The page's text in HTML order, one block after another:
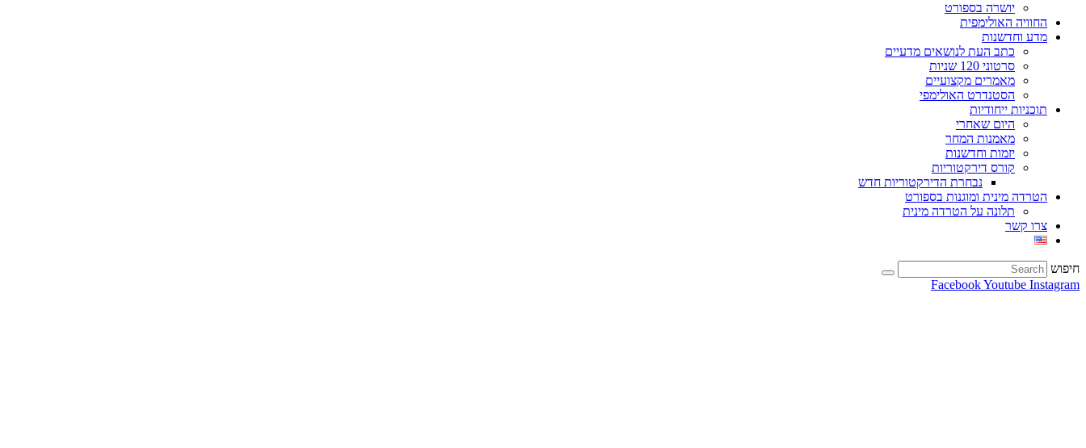
יושרה בספורט
החוויה האולימפית
מדע וחדשנות
כתב העת לנושאים מדעיים
סרטוני 120 שניות
מאמרים מקצועיים
הסטנדרט האולימפי
תוכניות ייחודיות
היום שאחרי
מאמנות המחר
יזמות וחדשנות
קורס דירקטוריות
נבחרת הדירקטוריות חדש
הטרדה מינית ומוגנות בספורט
תלונה על הטרדה מינית
צרו קשר
חיפוש
FacebookYoutube Instagram